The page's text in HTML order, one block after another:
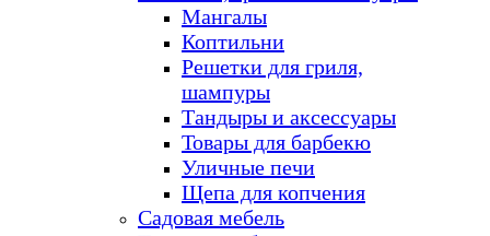
Мангалы
Коптильни
Решетки для гриля,
шампуры
Тандыры и аксессуары
Товары для барбекю
Уличные печи
Щепа для копчения
Садовая мебель